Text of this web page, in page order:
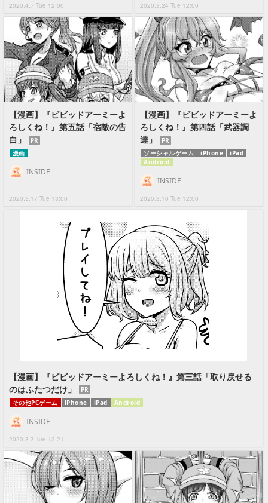
2020.4.7 Tue 12:00 2020.3.24 Tue 12:00
【漫画】『ビビッドアーミーよ
ろしくね！』第五話「宿敵の告
白」
PR
漫画
2020.3.17 Tue 13:00
INSIDE
【漫画】『ビビッドアーミーよ
ろしくね！』第四話「武器調
達」
PR
ソーシャルゲーム
iPhone
iPad
Android
2020.3.10 Tue 12:00
INSIDE
【漫画】『ビビッドアーミーよろしくね！』第三話「取り戻せる
のはふたつだけ」
PR
その他PCゲーム
iPhone iPad Android
2020.3.3 Tue 12:21
INSIDE